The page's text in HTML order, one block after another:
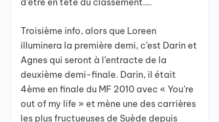
Troisième info, alors que Loreen
illuminera la première demi, c’est Darin et
Agnes qui seront à l’entracte de la
deuxième demi-finale. Darin, il était
4ème en finale du MF 2010 avec « You’re
out of my life » et mène une des carrières
les plus fructueuses de Suède depuis